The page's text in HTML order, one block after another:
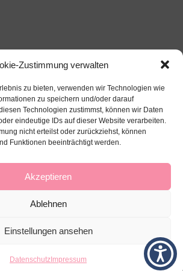
Zustimmung verwalten
zu bieten, verwenden wir Technologien wie
zu speichern und/oder darauf
Technologien zustimmst, können wir Daten
eindeutige IDs auf dieser Website verarbeiten.
nicht erteilst oder zurückziehst, können
Funktionen beeinträchtigt werden.
Akzeptieren
Ablehnen
Einstellungen ansehen
Datenschutz Impressum